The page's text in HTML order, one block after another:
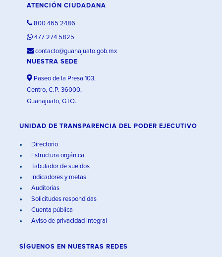
ATENCIÓN CIUDADANA
800 465 2486
477 274 5825
contacto@guanajuato.gob.mx
NUESTRA SEDE
Paseo de la Presa 103,
Centro, C.P. 36000,
Guanajuato, GTO.
UNIDAD DE TRANSPARENCIA DEL PODER EJECUTIVO
Directorio
Estructura orgánica
Tabulador de sueldos
Indicadores y metas
Auditorías
Solicitudes respondidas
Cuenta pública
Aviso de privacidad integral
SÍGUENOS EN NUESTRAS REDES